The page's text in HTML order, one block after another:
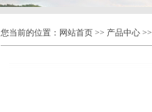
您当前的位置： 网站首页>> 产品中心>>